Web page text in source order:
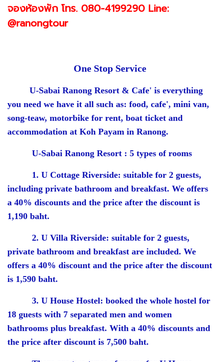
จองห้องพัก โทร. 080-4199290 Line:
@ranongtour
One Stop Service
U-Sabai Ranong Resort & Cafe' is everything
you need we have it all such as: food, cafe', mini van,
song-teaw, motorbike for rent, boat ticket and
accommodation at Koh Payam in Ranong.
U-Sabai Ranong Resort : 5 types of rooms
1. U Cottage Riverside: suitable for 2 guests,
including private bathroom and breakfast. We offers
a 40% discounts and the price after the discount is
1,190 baht.
2. U Villa Riverside: suitable for 2 guests,
private bathroom and breakfast are included. We
offers a 40% discount and the price after the discount
is 1,590 baht.
3. U House Hostel: booked the whole hostel for
18 guests with 7 separated men and women
bathrooms plus breakfast. With a 40% discounts and
the price after discount is 7,500 baht.